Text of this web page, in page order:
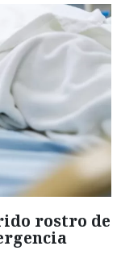
rostro de